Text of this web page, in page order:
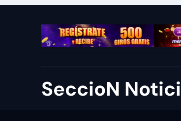
SeccioN